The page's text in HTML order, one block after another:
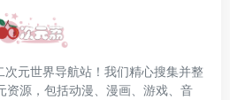
次元世界导航站！我们精心搜集并整
资源，包括动漫、漫画、游戏、音